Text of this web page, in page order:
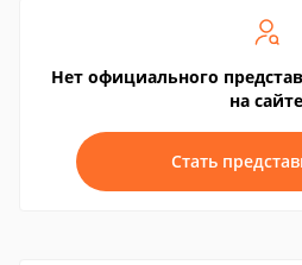
Нет официального
на сайте
Стать